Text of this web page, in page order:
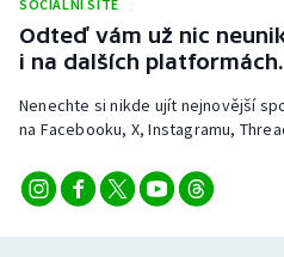
SOCIÁLNÍ SÍTĚ
Odteď vám už nic
i na dalších platformách.
Nenechte si nikde ujít nejnovější
na Facebooku, X, Instagramu,